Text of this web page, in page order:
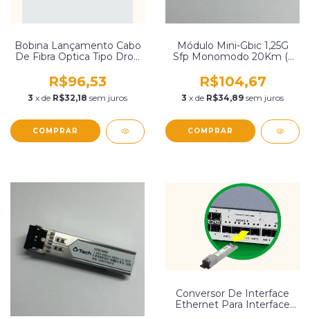
Bobina Lançamento Cabo
De Fibra Optica Tipo Drop
A/B O-Tech
R$96,53
3 x de R$32,18 sem juros
Módulo Mini-Gbic 1,25G
Sfp Monomodo 20Km (1
R$104,67
3 x de R$34,89 sem juros
Conversor De Interface
Ethernet Para Interface